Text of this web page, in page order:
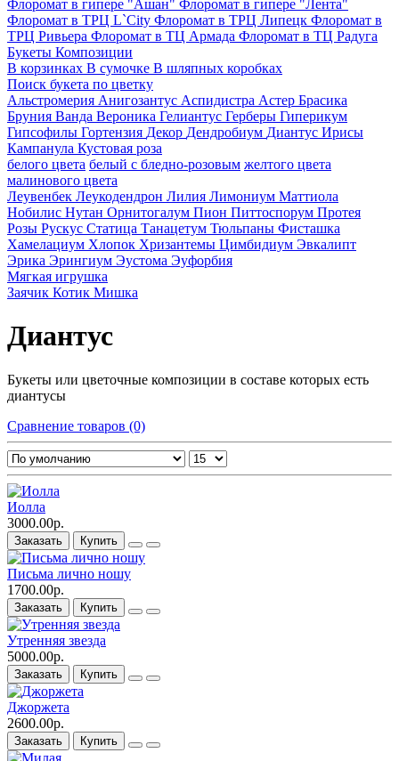
Флоромат в гипере "Ашан" Флоромат в гипере "Лента"
Флоромат в ТРЦ L`City Флоромат в ТРЦ Липецк Флоромат в
ТРЦ Ривьера Флоромат в ТЦ Армада Флоромат в ТЦ Радуга
Букеты Композиции
В корзинках В сумочке В шляпных коробках
Поиск букета по цветку
Альстромерия Анигозантус Аспидистра Астер Брасика
Бруния Ванда Вероника Гелиантус Герберы Гиперикум
Гипсофилы Гортензия Декор Дендробиум Диантус Ирисы
Кампанула Кустовая роза
белого цвета белый с бледно-розовым желтого цвета
малинового цвета
Леувенбек Леукодендрон Лилия Лимониум Маттиола
Нобилис Нутан Орнитогалум Пион Питтоспорум Протея
Розы Рускус Статица Танацетум Тюльпаны Фисташка
Хамелациум Хлопок Хризантемы Цимбидиум Эвкалипт
Эрика Эрингиум Эустома Эуфорбия
Мягкая игрушка
Заячик Котик Мишка
Диантус
Букеты или цветочные композиции в составе которых есть
диантусы
Сравнение товаров (0)
Иолла
3000.00р.
Заказать Купить
Письма лично ношу
1700.00р.
Заказать Купить
Утренняя звезда
5000.00р.
Заказать Купить
Джоржета
2600.00р.
Заказать Купить